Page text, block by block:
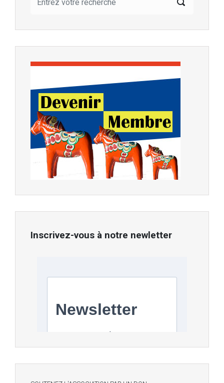
Inscrivez-vous à notre newletter